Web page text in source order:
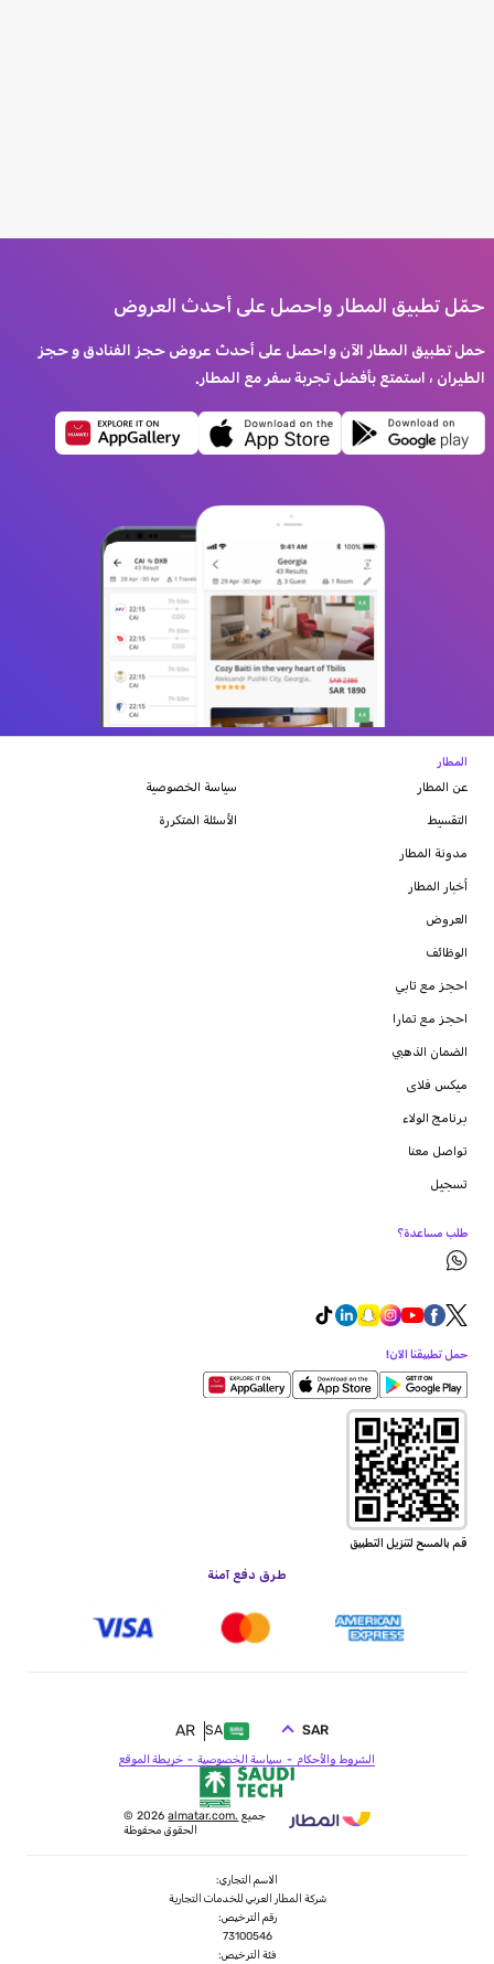
حمّل تطبيق المطار واحصل على أحدث العروض
حمل تطبيق المطار الآن واحصل على أحدث عروض حجز الفنادق و حجز
الطيران ، استمتع بأفضل تجربة سفر مع المطار.
المطار
عن المطار
التقسيط
مدونة المطار
أخبار المطار
العروض
الوظائف
احجز مع تابي
احجز مع تمارا
الضمان الذهبي
ميكس فلاى
برنامج الولاء
سياسة الخصوصية
الأسئلة المتكررة
تواصل معنا
تسجيل
طلب مساعدة؟
حمل تطبيقنا الآن!
قم بالمسح لتنزيل التطبيق
طرق دفع آمنة
© 2026almatar.com. جميع
الحقوق محفوظة
SA
AR SAR
الشروط والأحكام سياسة الخصوصية خريطة الموقع
الاسم التجاري:
شركة المطار العربي للخدمات التجارية
رقم الترخيص:
73100546
فئة الترخيص: